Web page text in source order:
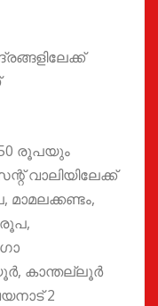
രൂപയും
വാലിയിലേക്ക്
മാമലക്കണ്ടം,
രൂപ,
കാന്തല്ലൂര്‍
2